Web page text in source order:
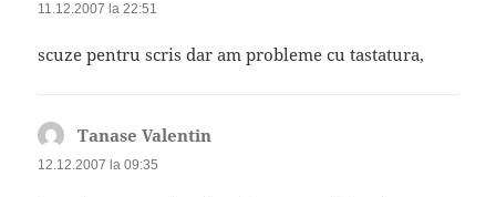
11.12.2007 la 22:51
scuze pentru scris dar am probleme cu tastatura,
Tanase Valentin
12.12.2007 la 09:35